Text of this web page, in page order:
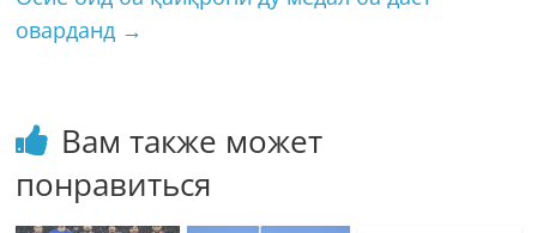
оварданд →
Вам также может
понравиться